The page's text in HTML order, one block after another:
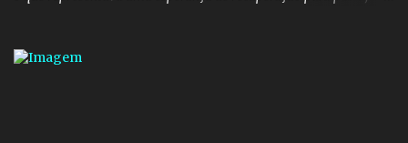
Educação é um dos mais importantes do governo, em um ano e